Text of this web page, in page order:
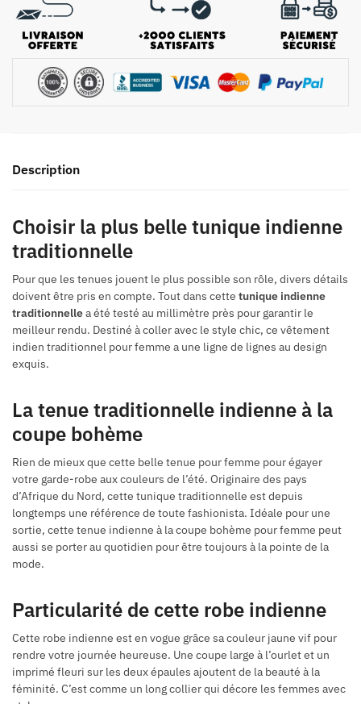
Description
Choisir la plus belle tunique indienne
traditionnelle
Pour que les tenues jouent le plus possible son rôle, divers détails
doivent être pris en compte. Tout dans cette tunique indienne
traditionnellea été testé au millimètre près pour garantir le
meilleur rendu. Destiné à coller avec le style chic, ce vêtement
indien traditionnel pour femme a une ligne de lignes au design
exquis.
La tenue traditionnelle indienne à la
coupe bohème
Rien de mieux que cette belle tenue pour femme pour égayer
votre garde-robe aux couleurs de l’été. Originaire des pays
d’Afrique du Nord, cette tunique traditionnelle est depuis
longtemps une référence de toute fashionista. Idéale pour une
sortie, cette tenue indienne à la coupe bohème pour femme peut
aussi se porter au quotidien pour être toujours à la pointe de la
mode.
Particularité de cette robe indienne
Cette robe indienne est en vogue grâce sa couleur jaune vif pour
rendre votre journée heureuse. Une coupe large à l’ourlet et un
imprimé fleuri sur les deux épaules ajoutent de la beauté à la
féminité. C’est comme un long collier qui décore les femmes avec